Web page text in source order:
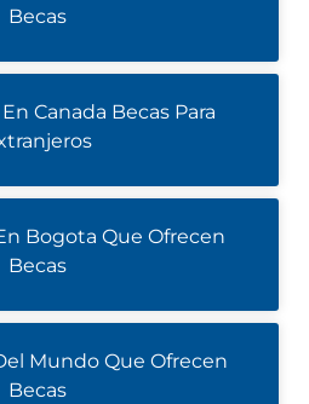
Becas
Canada Becas Para
Bogota Que Ofrecen
Becas
Mundo Que Ofrecen
Becas